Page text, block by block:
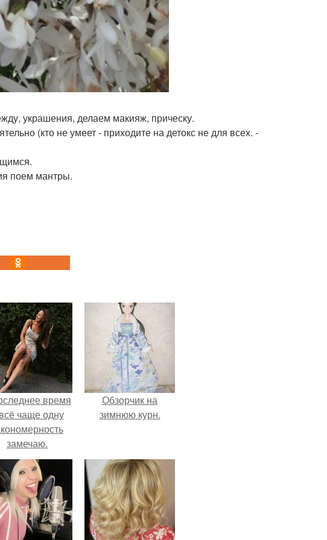
украшения, делаем макияж, прическу.
(кто не умеет - приходите на детокс не для всех. -
поем мантры.
время
чаще одну
замечаю.
Обзорчик на
зимнюю курн.